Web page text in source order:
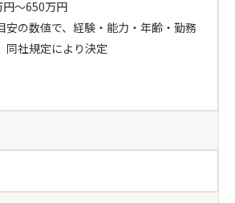
～650万円
の数値で、経験・能力・年齢・勤務
同社規定により決定